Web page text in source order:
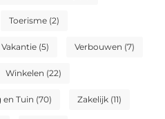
Toerisme (2)
Vakantie (5) Verbouwen (7)
Winkelen (22)
en Tuin (70) Zakelijk (11)